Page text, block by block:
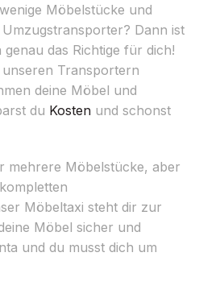
Möbelstücke und
Dann ist
das Richtige für dich!
Transportern
deine Möbel und
du Kosten und schonst
mehrere Möbelstücke, aber
Möbeltaxi steht dir zur
Möbel sicher und
und du musst dich um